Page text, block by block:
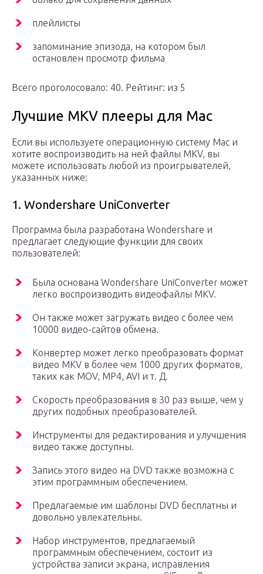
плейлисты
запоминание эпизода, на котором был
остановлен просмотр фильма
Всего проголосовало: 40. Рейтинг: из 5
Лучшие MKV плееры для Mac
Если вы используете операционную систему Mac и
хотите воспроизводить на ней файлы MKV, вы
можете использовать любой из проигрывателей,
указанных ниже:
1. Wondershare UniConverter
Программа была разработана Wondershare и
предлагает следующие функции для своих
пользователей:
Была основана Wondershare UniConverter может
легко воспроизводить видеофайлы MKV.
Он также может загружать видео с более чем
10000 видео-сайтов обмена.
Конвертер может легко преобразовать формат
видео MKV в более чем 1000 других форматов,
таких как MOV, MP4, AVI и т. Д.
Скорость преобразования в 30 раз выше, чем у
других подобных преобразователей.
Инструменты для редактирования и улучшения
видео также доступны.
Запись этого видео на DVD также возможна с
этим программным обеспечением.
Предлагаемые им шаблоны DVD бесплатны и
довольно увлекательны.
Набор инструментов, предлагаемый
программным обеспечением, состоит из
устройства записи экрана, исправления